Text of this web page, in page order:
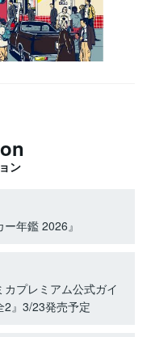
ン
年鑑 2026』
カプレミアム公式ガイ
2』3/23発売予定